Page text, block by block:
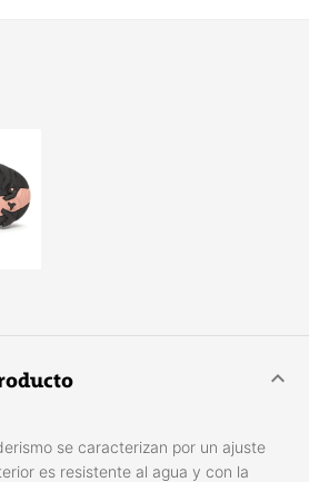
se caracterizan por un ajuste
es resistente al agua y con la